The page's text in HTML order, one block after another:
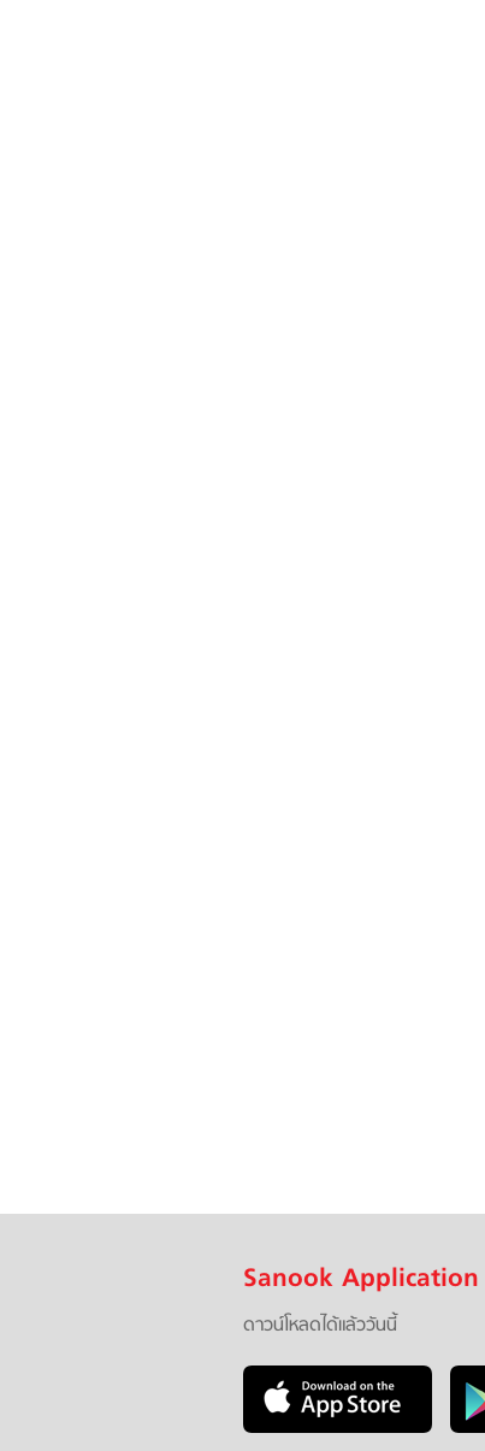
Sanook Application
ดาวน์โหลดได้แล้ววันนี้